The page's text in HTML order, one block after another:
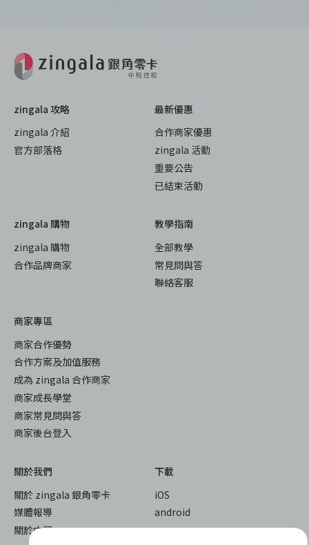
zingala 攻略
zingala 介紹
官方部落格
最新優惠
合作商家優惠
zingala 活動
重要公告
已結束活動
zingala 購物
zingala 購物
合作品牌商家
教學指南
全部教學
常見問與答
聯絡客服
商家專區
商家合作優勢
合作方案及加值服務
成為 zingala 合作商家
商家成長學堂
商家常見問與答
商家後台登入
關於我們
關於 zingala 銀角零卡
媒體報導
關於中租
下載
iOS
android